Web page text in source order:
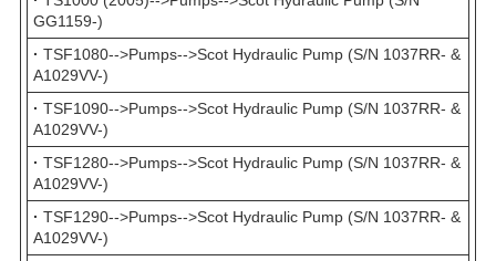
GG1159-)
· TSF1080-->Pumps-->Scot Hydraulic Pump (S/N 1037RR- &
A1029VV-)
· TSF1090-->Pumps-->Scot Hydraulic Pump (S/N 1037RR- &
A1029VV-)
· TSF1280-->Pumps-->Scot Hydraulic Pump (S/N 1037RR- &
A1029VV-)
· TSF1290-->Pumps-->Scot Hydraulic Pump (S/N 1037RR- &
A1029VV-)